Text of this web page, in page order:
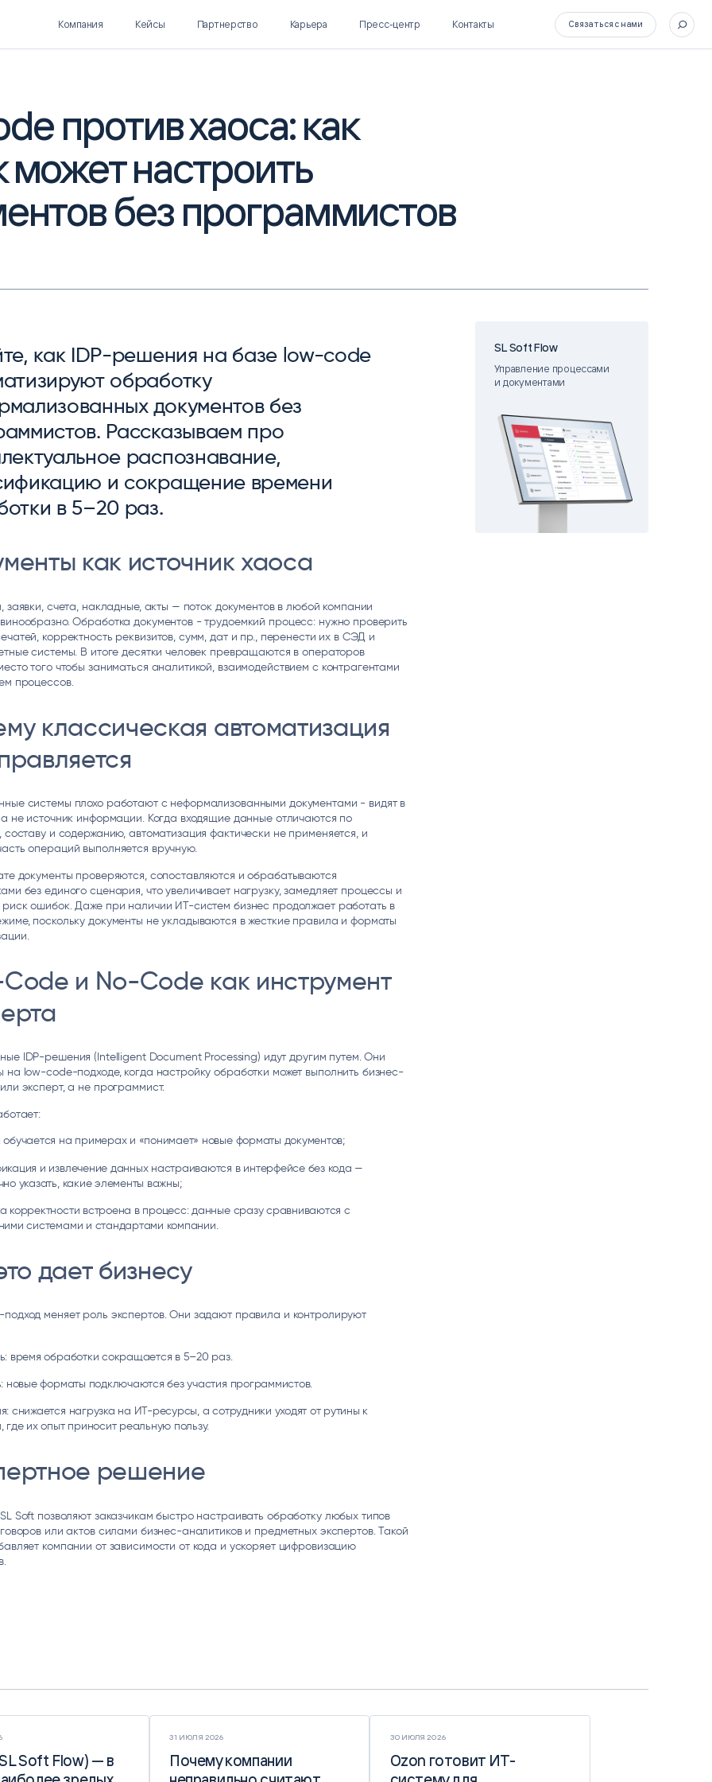
Polymatica EPM
ПЛАНИРОВАНИЕ И
БЮДЖЕТИРОВАНИЕ
SL Soft AI
AI ДЛЯ ГИПЕРАВТОМАТИЗАЦИИ
Интеллектуальный поиск
И ТЕКСТОВЫЕ БОТЫ
Преферентум
ИНТЕЛЛЕКТУАЛЬНАЯ ОБРАБОТКА КОНТРОЛЬ ОПЕРАЦИОННОЙ
Компания Кейсы Партнерство Карьера Пресс-центр Контакты Связаться с нами
против хаоса: как
настроить
без программистов
как IDP-решения на базе low-code
обработку
документов без
Рассказываем про
распознавание,
и сокращение времени
в 5–20 раз.
как источник хаоса
заявки, счета, накладные, акты — поток документов в любой компании
Обработка документов - трудоемкий процесс: нужно проверить
корректность реквизитов, сумм, дат и пр., перенести их в СЭД и
системы. В итоге десятки человек превращаются в операторов
того чтобы заниматься аналитикой, взаимодействием с контрагентами
процессов.
классическая автоматизация
системы плохо работают с неформализованными документами - видят в
не источник информации. Когда входящие данные отличаются по
составу и содержанию, автоматизация фактически не применяется, и
операций выполняется вручную.
документы проверяются, сопоставляются и обрабатываются
без единого сценария, что увеличивает нагрузку, замедляет процессы и
ошибок. Даже при наличии ИТ-систем бизнес продолжает работать в
поскольку документы не укладываются в жесткие правила и форматы
и No-Code как инструмент
IDP-решения (Intelligent Document Processing) идут другим путем. Они
на low-code-подходе, когда настройку обработки может выполнить бизнес-
эксперт, а не программист.
на примерах и «понимает» новые форматы документов;
и извлечение данных настраиваются в интерфейсе без кода —
указать, какие элементы важны;
корректности встроена в процесс: данные сразу сравниваются с
системами и стандартами компании.
дает бизнесу
меняет роль экспертов. Они задают правила и контролируют
время обработки сокращается в 5–20 раз.
новые форматы подключаются без участия программистов.
снижается нагрузка на ИТ-ресурсы, а сотрудники уходят от рутины к
где их опыт приносит реальную пользу.
решение
Soft позволяют заказчикам быстро настраивать обработку любых типов
или актов силами бизнес-аналитиков и предметных экспертов. Такой
компании от зависимости от кода и ускоряет цифровизацию
SL Soft Flow
Управление процессами
и документами
Soft Flow) — в
Soft Flow) — в
31 ИЮЛЯ 2026
Почему компании
Почему компании
30 ИЮЛЯ 2026
Ozon готовит ИТ-
Ozon готовит ИТ-